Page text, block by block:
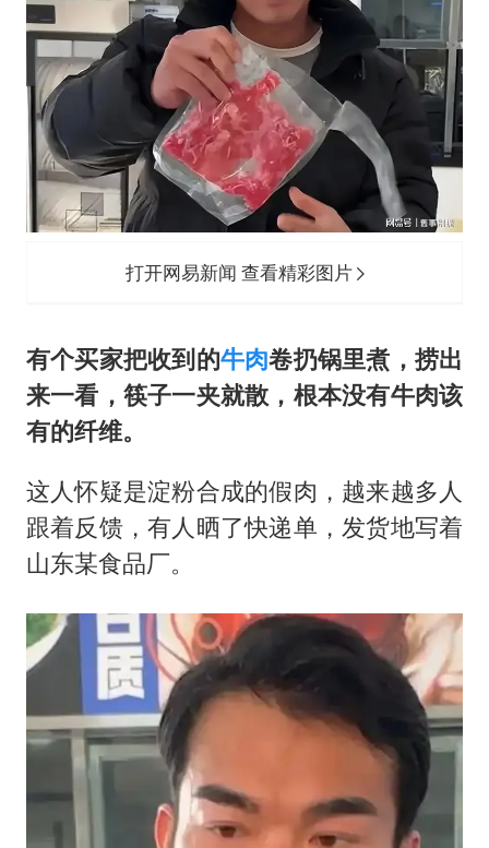
打开网易新闻 查看精彩图片
有个买家把收到的牛肉卷扔锅里煮，捞出
来一看，筷子一夹就散，根本没有牛肉该
有的纤维。
这人怀疑是淀粉合成的假肉，越来越多人
跟着反馈，有人晒了快递单，发货地写着
山东某食品厂。